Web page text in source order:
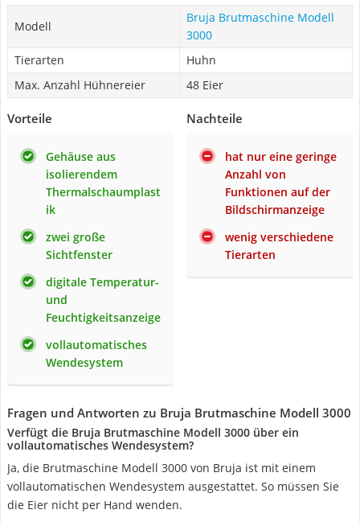
Modell
Bruja Brutmaschine Modell
3000
Tierarten
Huhn
Max. Anzahl Hühnereier
48 Eier
Vorteile
Gehäuse aus
isolierendem
Thermalschaumplast
ik
zwei große
Sichtfenster
digitale Temperatur-
und
Feuchtigkeitsanzeige
vollautomatisches
Wendesystem
Nachteile
hat nur eine geringe
Anzahl von
Funktionen auf der
Bildschirmanzeige
wenig verschiedene
Tierarten
Fragen und Antworten zu Bruja Brutmaschine Modell 3000
Verfügt die Bruja Brutmaschine Modell 3000 über ein
vollautomatisches Wendesystem?
Ja, die Brutmaschine Modell 3000 von Bruja ist mit einem
vollautomatischen Wendesystem ausgestattet. So müssen Sie
die Eier nicht per Hand wenden.